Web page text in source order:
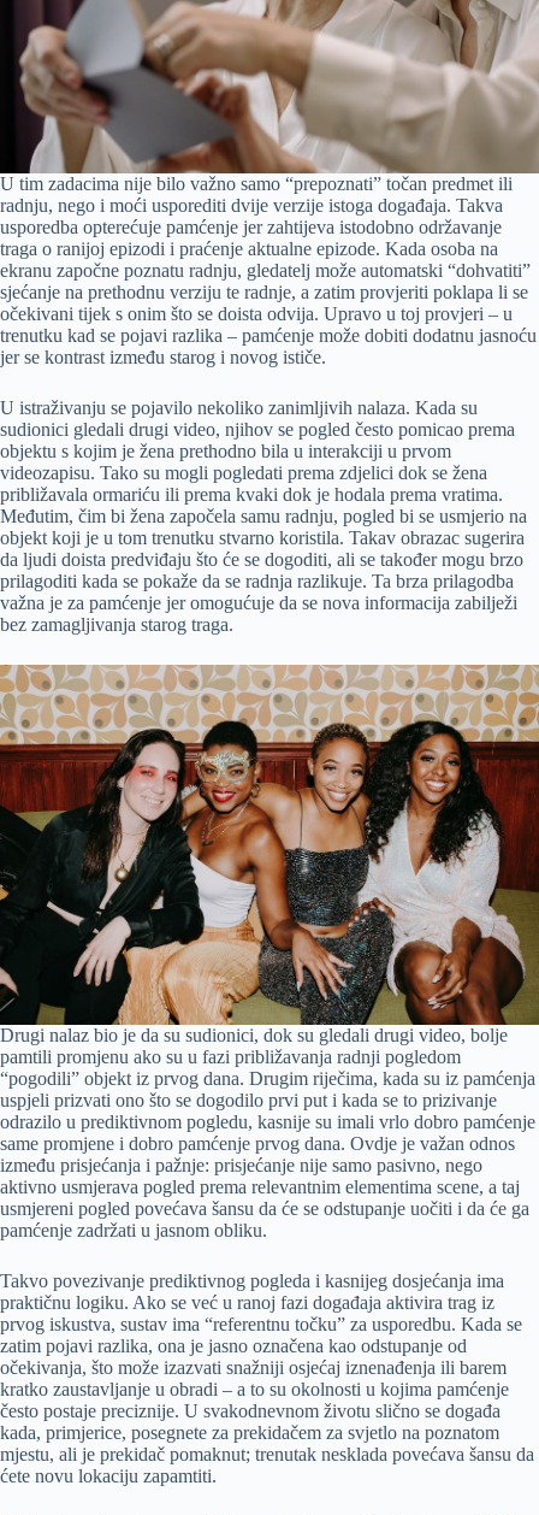
U tim zadacima nije bilo važno samo “prepoznati” točan predmet ili
radnju, nego i moći usporediti dvije verzije istoga događaja. Takva
usporedba opterećuje pamćenje jer zahtijeva istodobno održavanje
traga o ranijoj epizodi i praćenje aktualne epizode. Kada osoba na
ekranu započne poznatu radnju, gledatelj može automatski “dohvatiti”
sjećanje na prethodnu verziju te radnje, a zatim provjeriti poklapa li se
očekivani tijek s onim što se doista odvija. Upravo u toj provjeri – u
trenutku kad se pojavi razlika – pamćenje može dobiti dodatnu jasnoću
jer se kontrast između starog i novog ističe.
U istraživanju se pojavilo nekoliko zanimljivih nalaza. Kada su
sudionici gledali drugi video, njihov se pogled često pomicao prema
objektu s kojim je žena prethodno bila u interakciji u prvom
videozapisu. Tako su mogli pogledati prema zdjelici dok se žena
približavala ormariću ili prema kvaki dok je hodala prema vratima.
Međutim, čim bi žena započela samu radnju, pogled bi se usmjerio na
objekt koji je u tom trenutku stvarno koristila. Takav obrazac sugerira
da ljudi doista predviđaju što će se dogoditi, ali se također mogu brzo
prilagoditi kada se pokaže da se radnja razlikuje. Ta brza prilagodba
važna je za pamćenje jer omogućuje da se nova informacija zabilježi
bez zamagljivanja starog traga.
Drugi nalaz bio je da su sudionici, dok su gledali drugi video, bolje
pamtili promjenu ako su u fazi približavanja radnji pogledom
“pogodili” objekt iz prvog dana. Drugim riječima, kada su iz pamćenja
uspjeli prizvati ono što se dogodilo prvi put i kada se to prizivanje
odrazilo u prediktivnom pogledu, kasnije su imali vrlo dobro pamćenje
same promjene i dobro pamćenje prvog dana. Ovdje je važan odnos
između prisjećanja i pažnje: prisjećanje nije samo pasivno, nego
aktivno usmjerava pogled prema relevantnim elementima scene, a taj
usmjereni pogled povećava šansu da će se odstupanje uočiti i da će ga
pamćenje zadržati u jasnom obliku.
Takvo povezivanje prediktivnog pogleda i kasnijeg dosjećanja ima
praktičnu logiku. Ako se već u ranoj fazi događaja aktivira trag iz
prvog iskustva, sustav ima “referentnu točku” za usporedbu. Kada se
zatim pojavi razlika, ona je jasno označena kao odstupanje od
očekivanja, što može izazvati snažniji osjećaj iznenađenja ili barem
kratko zaustavljanje u obradi – a to su okolnosti u kojima pamćenje
često postaje preciznije. U svakodnevnom životu slično se događa
kada, primjerice, posegnete za prekidačem za svjetlo na poznatom
mjestu, ali je prekidač pomaknut; trenutak nesklada povećava šansu da
ćete novu lokaciju zapamtiti.